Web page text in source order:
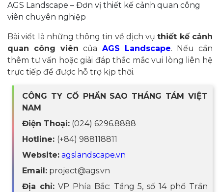
AGS Landscape – Đơn vị thiết kế cảnh quan công
viên chuyên nghiệp
Bài viết là những thông tin về dịch vụthiết kế cảnh
quan công viên của AGS Landscape. Nếu cần
thêm tư vấn hoặc giải đáp thắc mắc vui lòng liên hệ
trực tiếp để được hỗ trợ kịp thời.
CÔNG TY CỔ PHẦN SAO THÁNG TÁM VIỆT
NAM
Điện Thoại: (024) 6296.8888
Hotline: (+84) 988118811
Website: agslandscape.vn
Email: project@ags.vn
Địa chỉ:VP Phía Bắc: Tầng 5, số 14 phố Trần